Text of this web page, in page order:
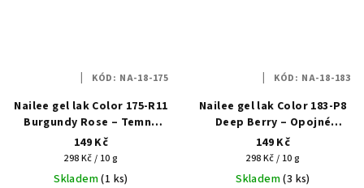
Nailee gel lak Color 175-R11
Burgundy Rose – Temná
růže HEMA Free 6g
149 Kč
Měrná
cena:
298 Kč / 10 g
Skladem(1 ks)
KÓD: NA-18-175
Nailee gel lak Color 183-P8
Deep Berry – Opojné
ostružiny HEMA Free 6g
149 Kč
Měrná
cena:
298 Kč / 10 g
Skladem(3 ks)
KÓD: NA-18-183